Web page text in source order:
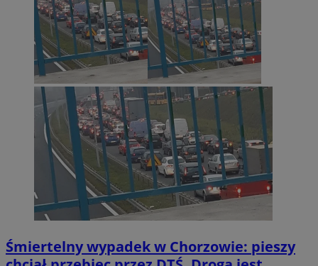
Śmiertelny wypadek w Chorzowie: pieszy